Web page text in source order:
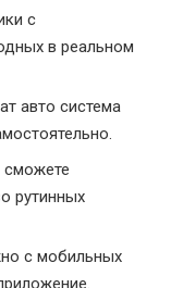
с
в реальном
авто система
рутинных
с мобильных